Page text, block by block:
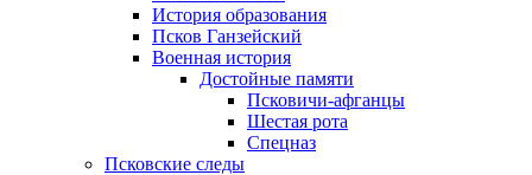
История образования
Псков Ганзейский
Военная история
Достойные памяти
Псковичи-афганцы
Шестая рота
Спецназ
Псковские следы